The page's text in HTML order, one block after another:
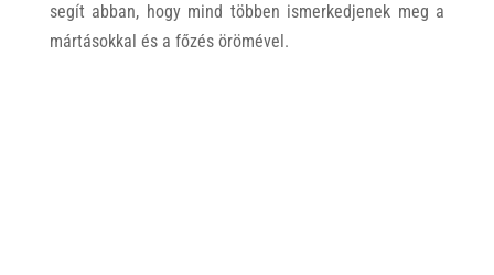
segít abban, hogy mind többen ismerkedjenek meg a
mártásokkal és a főzés örömével.